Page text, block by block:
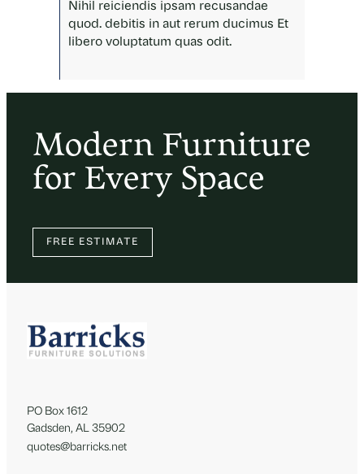
Nihil reiciendis ipsam recusandae
quod. debitis in aut rerum ducimus Et
libero voluptatum quas odit.
Modern Furniture
for Every Space
FREE ESTIMATE
PO Box 1612
Gadsden, AL 35902
quotes@barricks.net